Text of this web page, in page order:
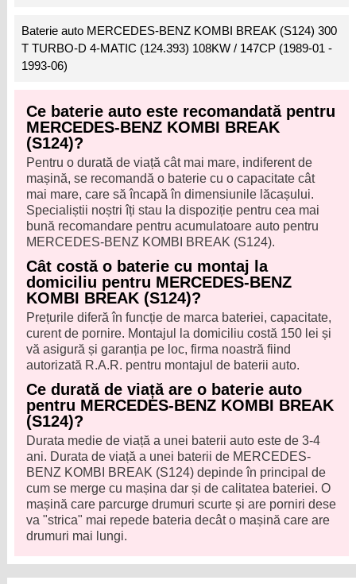
Baterie auto MERCEDES-BENZ KOMBI BREAK (S124) 300
T TURBO-D 4-MATIC (124.393) 108KW / 147CP (1989-01 -
1993-06)
Ce baterie auto este recomandată pentru
MERCEDES-BENZ KOMBI BREAK
(S124)?
Pentru o durată de viață cât mai mare, indiferent de
mașină, se recomandă o baterie cu o capacitate cât
mai mare, care să încapă în dimensiunile lăcașului.
Specialiștii noștri îți stau la dispoziție pentru cea mai
bună recomandare pentru acumulatoare auto pentru
MERCEDES-BENZ KOMBI BREAK (S124).
Cât costă o baterie cu montaj la
domiciliu pentru MERCEDES-BENZ
KOMBI BREAK (S124)?
Prețurile diferă în funcție de marca bateriei, capacitate,
curent de pornire. Montajul la domiciliu costă 150 lei și
vă asigură și garanția pe loc, firma noastră fiind
autorizată R.A.R. pentru montajul de baterii auto.
Ce durată de viață are o baterie auto
pentru MERCEDES-BENZ KOMBI BREAK
(S124)?
Durata medie de viață a unei baterii auto este de 3-4
ani. Durata de viață a unei baterii de MERCEDES-
BENZ KOMBI BREAK (S124) depinde în principal de
cum se merge cu mașina dar și de calitatea bateriei. O
mașină care parcurge drumuri scurte și are porniri dese
va "strica" mai repede bateria decât o mașină care are
drumuri mai lungi.